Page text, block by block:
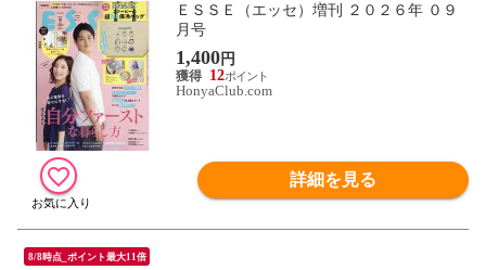
ＥＳＳＥ（エッセ）増刊 ２０２６年 ０９
月号
1,400円
12
HonyaClub.com
詳細を見る
8/8時点_ポイント最大11倍